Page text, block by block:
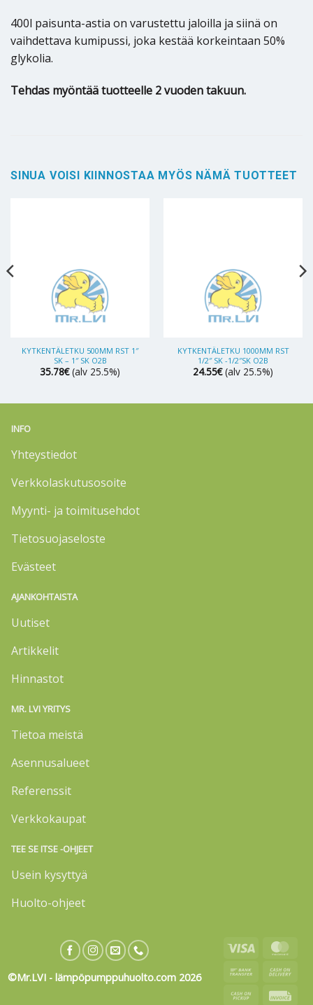
400l paisunta-astia on varustettu jaloilla ja siinä on
vaihdettava kumipussi, joka kestää korkeintaan 50%
glykolia.
Tehdas myöntää tuotteelle 2 vuoden takuun.
SINUA VOISI KIINNOSTAA MYÖS NÄMÄ TUOTTEET
KYTKENTÄLETKU 500MM RST 1″
SK – 1″ SK O2B
35.78€ (alv 25.5%)
KYTKENTÄLETKU 1000MM RST
1/2″ SK -1/2″SK O2B
24.55€ (alv 25.5%)
INFO
Yhteystiedot
Verkkolaskutusosoite
Myynti- ja toimitusehdot
Tietosuojaseloste
Evästeet
AJANKOHTAISTA
Uutiset
Artikkelit
Hinnastot
MR. LVI YRITYS
Tietoa meistä
Asennusalueet
Referenssit
Verkkokaupat
TEE SE ITSE -OHJEET
Usein kysyttyä
Huolto-ohjeet
©Mr.LVI - lämpöpumppuhuolto.com 2026
Visa
Bank
Cash